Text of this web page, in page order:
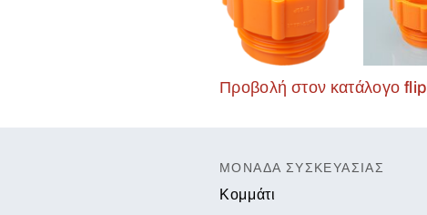
Προβολή στον κατάλογο flip
ΜΟΝΆΔΑ ΣΥΣΚΕΥΑΣΊΑΣ
Κομμάτι